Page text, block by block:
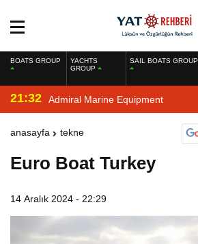
BOATS GROUP
YACHTS
GROUP
SAIL BOATS GROUP
21:32 Admiral Marine Equipment
anasayfa tekne
Euro Boat Turkey
14 Aralık 2024 - 22:29